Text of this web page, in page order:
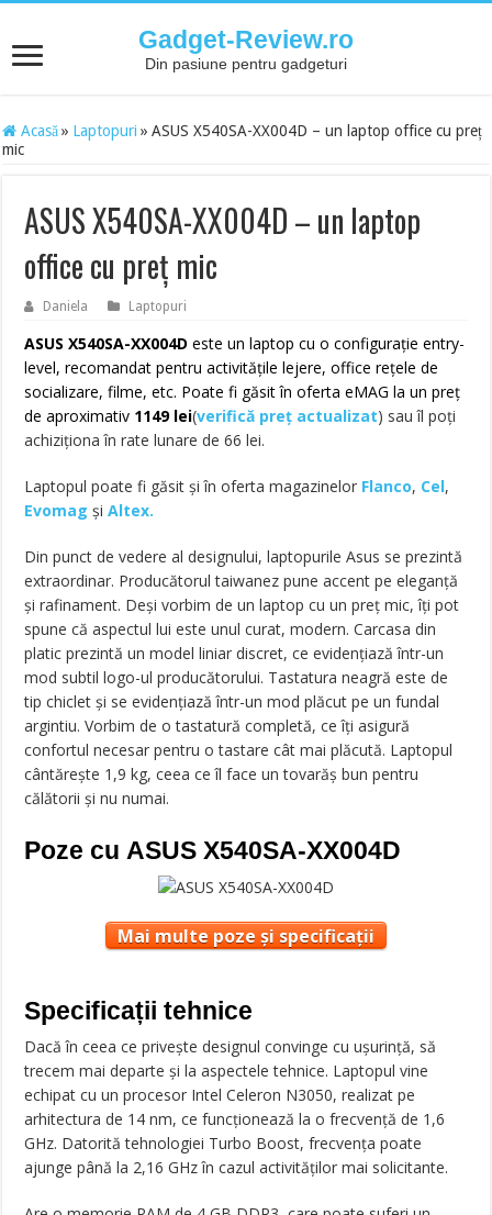
Gadget-Review.ro
Din pasiune pentru gadgeturi
Acasă » Laptopuri » ASUS X540SA-XX004D – un laptop office cu preț
mic
ASUS X540SA-XX004D – un laptop
office cu preț mic
Daniela Laptopuri
ASUS X540SA-XX004D este un laptop cu o configurație entry-
level, recomandat pentru activitățile lejere, office rețele de
socializare, filme, etc. Poate fi găsit în oferta eMAG la un preț
de aproximativ 1149 lei(verifică preț actualizat) sau îl poți
achiziționa în rate lunare de 66 lei.
Laptopul poate fi găsit și în oferta magazinelor Flanco, Cel,
Evomag șiAltex.
Din punct de vedere al designului, laptopurile Asus se prezintă
extraordinar. Producătorul taiwanez pune accent pe eleganță
și rafinament. Deși vorbim de un laptop cu un preț mic, îți pot
spune că aspectul lui este unul curat, modern. Carcasa din
platic prezintă un model liniar discret, ce evidențiază într-un
mod subtil logo-ul producătorului. Tastatura neagră este de
tip chiclet și se evidențiază într-un mod plăcut pe un fundal
argintiu. Vorbim de o tastatură completă, ce îți asigură
confortul necesar pentru o tastare cât mai plăcută. Laptopul
cântărește 1,9 kg, ceea ce îl face un tovarăș bun pentru
călătorii și nu numai.
Poze cu ASUS X540SA-XX004D
Mai multe poze și specificații
Specificații tehnice
Dacă în ceea ce privește designul convinge cu ușurință, să
trecem mai departe și la aspectele tehnice. Laptopul vine
echipat cu un procesor Intel Celeron N3050, realizat pe
arhitectura de 14 nm, ce funcționează la o frecvență de 1,6
GHz. Datorită tehnologiei Turbo Boost, frecvența poate
ajunge până la 2,16 GHz în cazul activităților mai solicitante.